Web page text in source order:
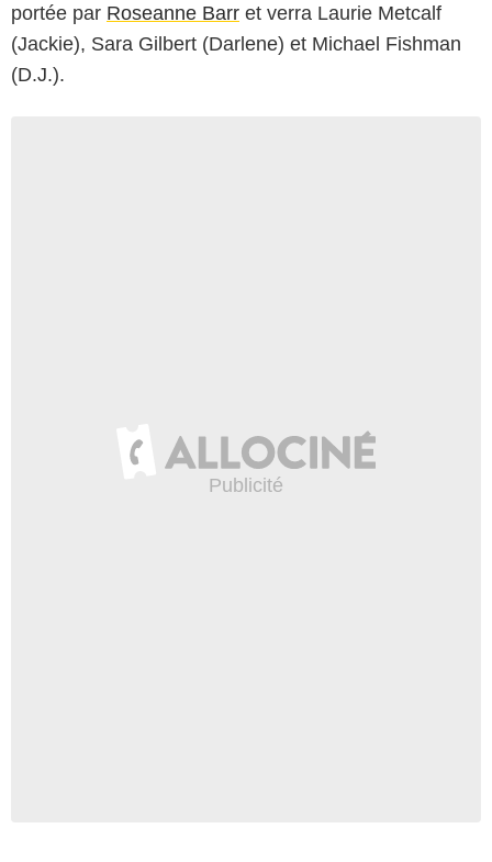
portée par Roseanne Barr et verra Laurie Metcalf
(Jackie), Sara Gilbert (Darlene) et Michael Fishman
(D.J.).